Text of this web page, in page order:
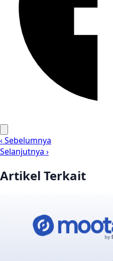
‹ Sebelumnya
Selanjutnya ›
Artikel Terkait